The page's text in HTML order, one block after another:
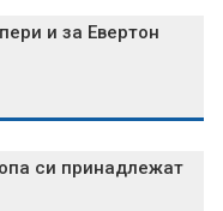
и за Евертон
си принадлежат